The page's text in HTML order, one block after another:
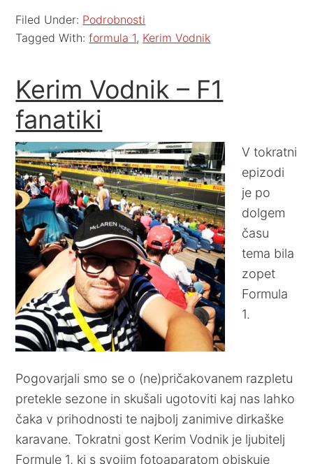
Filed Under: Podrobnosti
Tagged With:formula 1, Kerim Vodnik
Kerim Vodnik – F1
fanatiki
V tokratni
epizodi
je po
dolgem
času
tema bila
zopet
Formula
1.
Pogovarjali smo se o (ne)pričakovanem razpletu
pretekle sezone in skušali ugotoviti kaj nas lahko
čaka v prihodnosti te najbolj zanimive dirkaške
karavane. Tokratni gost Kerim Vodnik je ljubitelj
Formule 1, ki s svojim fotoaparatom obiskuje